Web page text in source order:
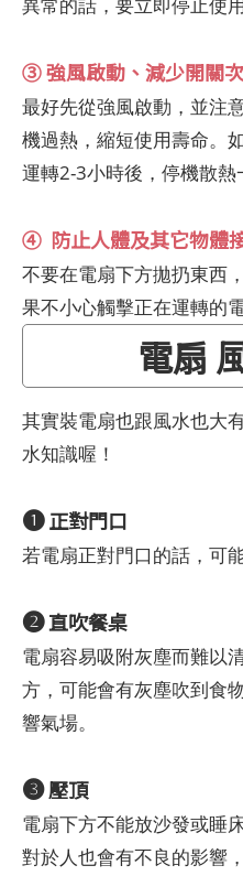
③ 強風啟動、減少開關
最好先從強風啟動，並注
機過熱，縮短使用壽命。
運轉2-3小時後，停機散熱
④ 防止人體及其它物體
不要在電扇下方拋扔東西
果不小心觸擊正在運轉的
電扇
其實裝電扇也跟風水也大
水知識喔！
❶正對門口
若電扇正對門口的話，可
❷直吹餐桌
電扇容易吸附灰塵而難以
方，可能會有灰塵吹到食
響氣場。
❸壓頂
電扇下方不能放沙發或睡
對於人也會有不良的影響